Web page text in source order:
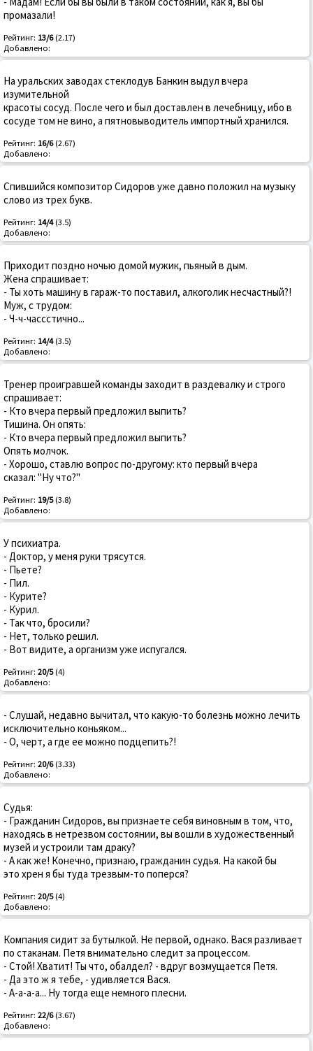
промазали!
Рейтинг: 13/6(2.17)
Добавлено:
На уральских заводах стеклодув Банкин выдул вчера
изумительной
красоты сосуд. После чего и был доставлен в лечебницу, ибо в
сосуде том не вино, а пятновыводитель импортный хранился.
Рейтинг: 16/6(2.67)
Добавлено:
Спившийся композитор Сидоров уже давно положил на музыку
слово из трех букв.
Рейтинг: 14/4(3.5)
Добавлено:
Приходит поздно ночью домой мужик, пьяный в дым.
Жена спрашивает:
- Ты хоть машину в гараж-то поставил, алкоголик несчастный?!
Муж, с трудом:
- Ч-ч-чассстично...
Рейтинг: 14/4(3.5)
Добавлено:
Тренер проигравшей команды заходит в раздевалку и строго
спрашивает:
- Кто вчера первый предложил выпить?
Тишина. Он опять:
- Кто вчера первый предложил выпить?
Опять молчок.
- Хорошо, ставлю вопрос по-другому: кто первый вчера
сказал: "Ну что?"
Рейтинг: 19/5(3.8)
Добавлено:
У психиатра.
- Доктор, у меня руки трясутся.
- Пьете?
- Пил.
- Курите?
- Курил.
- Так что, бросили?
- Нет, только решил.
- Вот видите, а организм уже испугался.
Рейтинг: 20/5(4)
Добавлено:
- Слушай, недавно вычитал, что какую-то болезнь можно лечить
исключительно коньяком...
- О, черт, а где ее можно подцепить?!
Рейтинг: 20/6(3.33)
Добавлено:
Судья:
- Гражданин Сидоров, вы признаете себя виновным в том, что,
находясь в нетрезвом состоянии, вы вошли в художественный
музей и устроили там драку?
- А как же! Конечно, признаю, гражданин судья. На какой бы
это хрен я бы туда трезвым-то поперся?
Рейтинг: 20/5(4)
Добавлено:
Компания сидит за бутылкой. Не первой, однако. Вася разливает
по стаканам. Петя внимательно следит за процессом.
- Стой! Хватит! Ты что, обалдел? - вдруг возмущается Петя.
- Да это ж я тебе, - удивляется Вася.
- А-а-а-а... Ну тогда еще немного плесни.
Рейтинг: 22/6(3.67)
Добавлено: